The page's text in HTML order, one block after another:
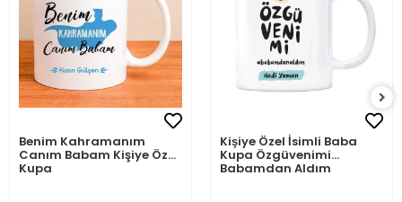
Benim Kahramanım
Canım Babam Kişiye Özel
Kupa
Kişiye Özel İsimli Baba
Kupa Özgüvenimi
Babamdan Aldım